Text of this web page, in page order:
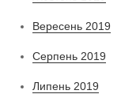
Вересень 2019
Серпень 2019
Липень 2019